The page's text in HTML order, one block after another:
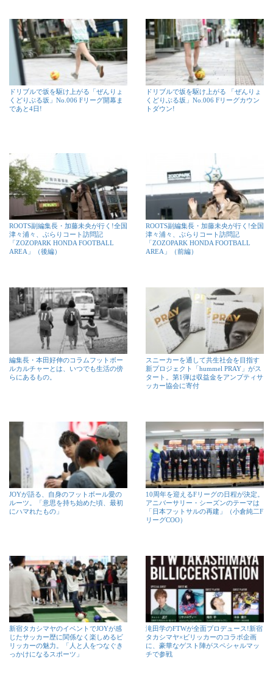
ドリブルで坂を駆け上がる「ぜんりょ
くどりぶる坂」No.006 Fリーグ開幕ま
であと4日!
ドリブルで坂を駆け上がる 「ぜんりょ
くどりぶる坂」No.006 Fリーグカウン
トダウン!
ROOTS副編集長・加藤未央が行く!全国
津々浦々、ぶらりコート訪問記
「ZOZOPARK HONDA FOOTBALL
AREA」（後編）
ROOTS副編集長・加藤未央が行く!全国
津々浦々、ぶらりコート訪問記
「ZOZOPARK HONDA FOOTBALL
AREA」（前編）
編集長・本田好伸のコラムフットボー
ルカルチャーとは、いつでも生活の傍
らにあるもの。
スニーカーを通して共生社会を目指す
新プロジェクト「hummel PRAY」がス
タート。第1弾は収益金をアンプティサ
ッカー協会に寄付
JOYが語る、自身のフットボール愛の
ルーツ。「意思を持ち始めた頃、最初
にハマれたもの」
10周年を迎えるFリーグの日程が決定。
アニバーサリー・シーズンのテーマは
「日本フットサルの再建」（小倉純二F
リーグCOO）
新宿タカシマヤのイベントでJOYが感
じたサッカー歴に関係なく楽しめるビ
リッカーの魅力。「人と人をつなぐき
っかけになるスポーツ」
滝田学のFTWが全面プロデュース!新宿
タカシマヤ×ビリッカーのコラボ企画
に、豪華なゲスト陣がスペシャルマッ
チで参戦